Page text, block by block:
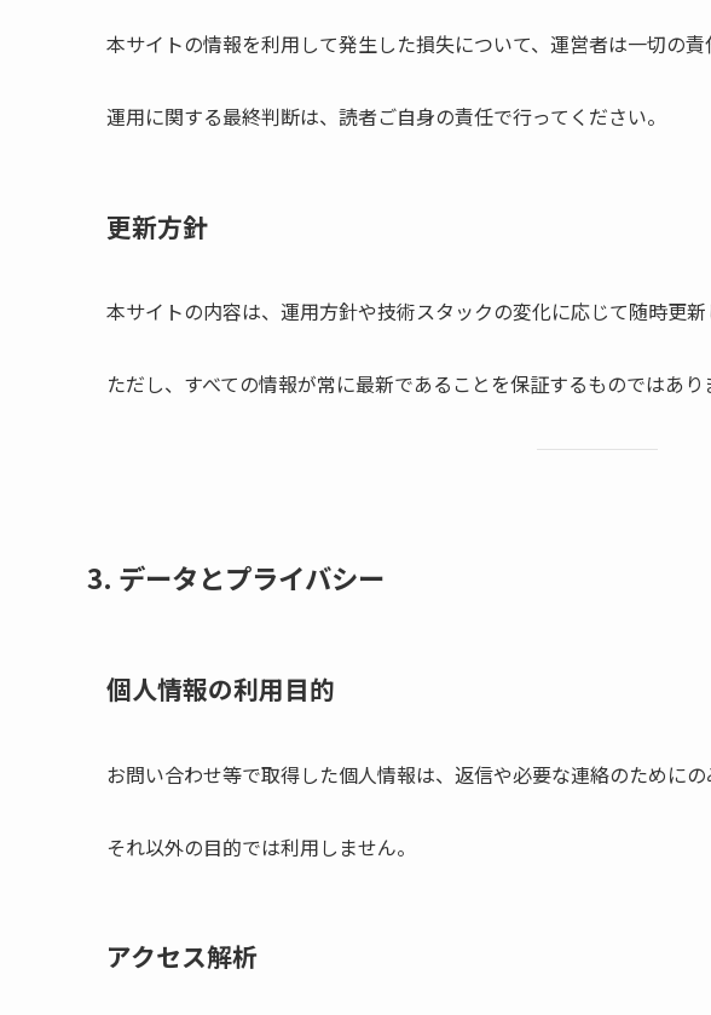
本サイトの情報を利用して発生した損失について、運営者は一切の責
運用に関する最終判断は、読者ご自身の責任で行ってください。
更新方針
本サイトの内容は、運用方針や技術スタックの変化に応じて随時更新
ただし、すべての情報が常に最新であることを保証するものではあり
3. データとプライバシー
個人情報の利用目的
お問い合わせ等で取得した個人情報は、返信や必要な連絡のためにの
それ以外の目的では利用しません。
アクセス解析